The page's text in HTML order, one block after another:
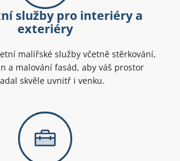
služby pro interiéry a
exteriéry
malířské služby včetně stěrkování,
a malování fasád, aby váš prostor
skvěle uvnitř i venku.